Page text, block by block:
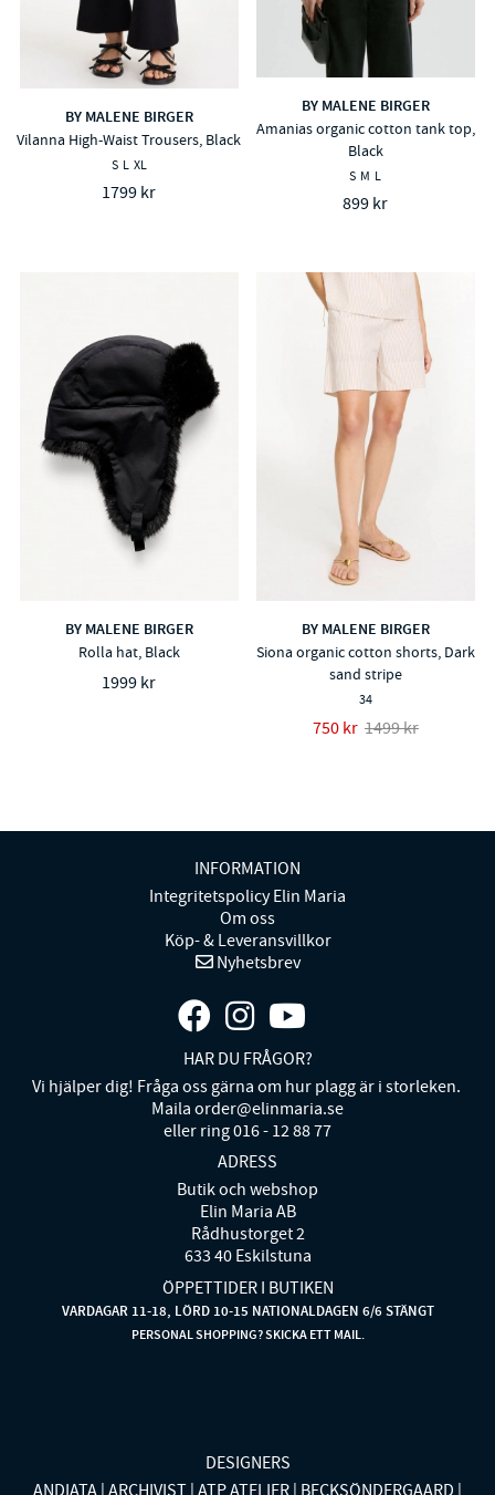
BY MALENE BIRGER
Vilanna High-Waist Trousers, Black
S L XL
1799 kr
BY MALENE BIRGER
Amanias organic cotton tank top,
Black
S M L
899 kr
BY MALENE BIRGER
Rolla hat, Black
1999 kr
BY MALENE BIRGER
Siona organic cotton shorts, Dark
sand stripe
34
750 kr 1499 kr
INFORMATION
Integritetspolicy Elin Maria
Om oss
Köp- & Leveransvillkor
Nyhetsbrev
HAR DU FRÅGOR?
Vi hjälper dig! Fråga oss gärna om hur plagg är i storleken.
Maila order@elinmaria.se
eller ring 016 - 12 88 77
ADRESS
Butik och webshop
Elin Maria AB
Rådhustorget 2
633 40 Eskilstuna
ÖPPETTIDER I BUTIKEN
VARDAGAR 11-18, LÖRD 10-15 NATIONALDAGEN 6/6 STÄNGT
PERSONAL SHOPPING? SKICKA ETT MAIL.
DESIGNERS
ANDIATA ARCHIVIST ATP ATELIER BECKSÖNDERGAARD